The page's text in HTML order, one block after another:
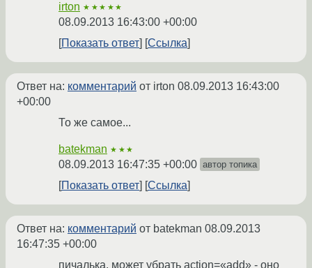
irton ★★★★★
08.09.2013 16:43:00 +00:00
Показать ответ
Ссылка
Ответ на: комментарий от irton 08.09.2013 16:43:00
+00:00
То же самое...
batekman ★★★
08.09.2013 16:47:35 +00:00 автор топика
Показать ответ Ссылка
Ответ на: комментарий от batekman 08.09.2013
16:47:35 +00:00
пичалька, может убрать action=«add» - оно